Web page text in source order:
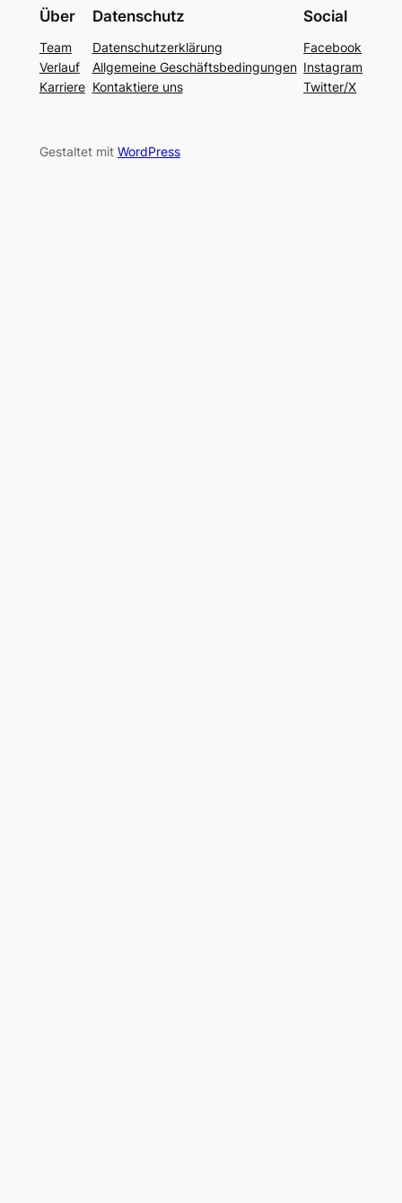
Über
Team
Verlauf
Karriere
Datenschutz
Datenschutzerklärung
Allgemeine Geschäftsbedingungen
Kontaktiere uns
Social
Facebook
Instagram
Twitter/X
Gestaltet mit WordPress